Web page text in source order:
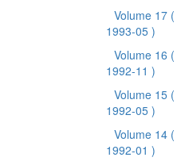
Volume 17 (
1993-05 )
Volume 16 (
1992-11 )
Volume 15 (
1992-05 )
Volume 14 (
1992-01 )